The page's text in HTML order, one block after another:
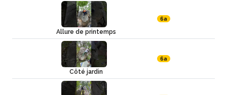
Allure de printemps
6a
Côté jardin
6a